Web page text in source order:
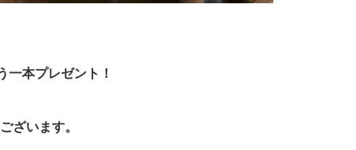
一本プレゼント！
ざいます。